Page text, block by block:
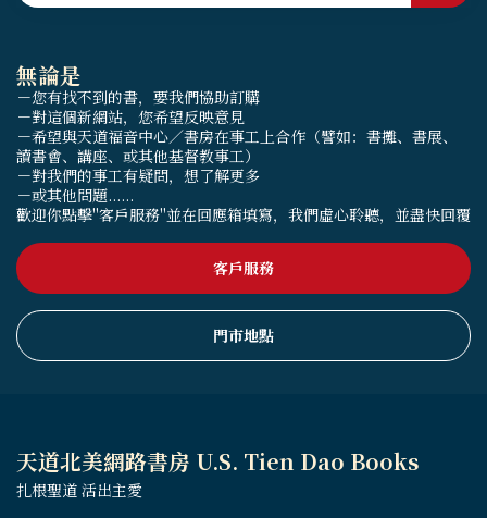
無論是
－您有找不到的書，要我們協助訂購
－對這個新網站，您希望反映意見
－希望與天道福音中心／書房在事工上合作（譬如：書攤、書展、
讀書會、講座、或其他基督教事工）
－對我們的事工有疑問，想了解更多
－或其他問題......
歡迎你點擊"客戶服務"並在回應箱填寫，我們虛心聆聽，並盡快回覆
客戶服務
門市地點
天道北美網路書房 U.S. Tien Dao Books
扎根聖道 活出主愛